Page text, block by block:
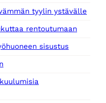
tyylin ystävälle
rentoutumaan
sisustus